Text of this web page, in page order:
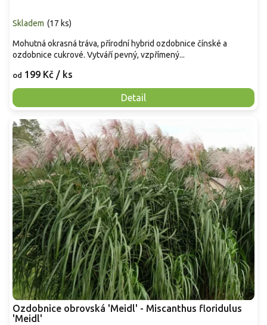
Skladem (17 ks)
od 199 Kč / ks
Detail
Mohutná okrasná tráva, přírodní hybrid ozdobnice čínské a
ozdobnice cukrové. Vytváří pevný, vzpřímený...
Ozdobnice obrovská 'Meidl' - Miscanthus floridulus
'Meidl'